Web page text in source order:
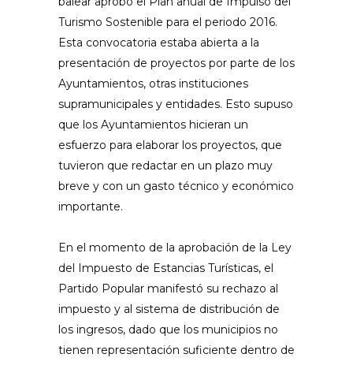
Turismo Sostenible para el periodo 2016.
Esta convocatoria estaba abierta a la
presentación de proyectos por parte de los
Ayuntamientos, otras instituciones
supramunicipales y entidades. Esto supuso
que los Ayuntamientos hicieran un
esfuerzo para elaborar los proyectos, que
tuvieron que redactar en un plazo muy
breve y con un gasto técnico y económico
importante.
En el momento de la aprobación de la Ley
del Impuesto de Estancias Turísticas, el
Partido Popular manifestó su rechazo al
impuesto y al sistema de distribución de
los ingresos, dado que los municipios no
tienen representación suficiente dentro de